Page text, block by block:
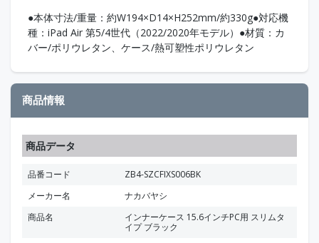
●本体寸法/重量：約W194×D14×H252mm/約330g●対応機
種：iPad Air 第5/4世代（2022/2020年モデル）●材質：カ
バー/ポリウレタン、ケース/熱可塑性ポリウレタン
商品情報
商品データ
品番コード
ZB4-SZCFIXS006BK
メーカー名
ナカバヤシ
商品名
インナーケース 15.6インチPC用 スリムタ
イプ ブラック